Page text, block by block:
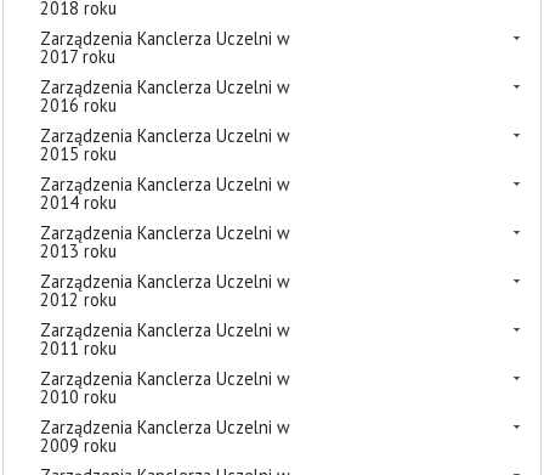
2018 roku
Zarządzenia Kanclerza Uczelni w
2017 roku
Zarządzenia Kanclerza Uczelni w
2016 roku
Zarządzenia Kanclerza Uczelni w
2015 roku
Zarządzenia Kanclerza Uczelni w
2014 roku
Zarządzenia Kanclerza Uczelni w
2013 roku
Zarządzenia Kanclerza Uczelni w
2012 roku
Zarządzenia Kanclerza Uczelni w
2011 roku
Zarządzenia Kanclerza Uczelni w
2010 roku
Zarządzenia Kanclerza Uczelni w
2009 roku